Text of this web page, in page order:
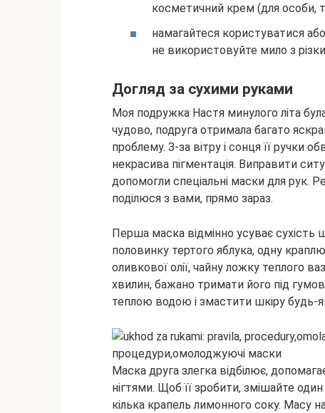
косметичний крем (для особи,
намагайтеся користуватися
не використовуйте мило з
Догляд за сухими руками
Моя подружка Настя минулого літа
чудово, подруга отримала багато
проблему. З-за вітру і сонця її ручки
некрасива пігментація. Виправити
допомогли спеціальні маски для рук.
поділюся з вами, прямо зараз.
Перша маска відмінно усуває сухість
половинку тертого яблука, одну
оливкової олії, чайну ложку теплого
хвилин, бажано тримати його під
теплою водою і змастити шкіру
Маска друга злегка відбілює,
нігтями. Щоб її зробити, змішайте
кілька крапель лимонного соку. Масу